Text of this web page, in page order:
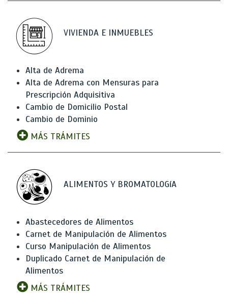
VIVIENDA E INMUEBLES
Alta de Adrema
Alta de Adrema con Mensuras para
Prescripción Adquisitiva
Cambio de Domicilio Postal
Cambio de Dominio
MÁS TRÁMITES
ALIMENTOS Y BROMATOLOGíA
Abastecedores de Alimentos
Carnet de Manipulación de Alimentos
Curso Manipulación de Alimentos
Duplicado Carnet de Manipulación de
Alimentos
MÁS TRÁMITES